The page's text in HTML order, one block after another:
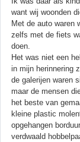
want wij woonden
Met de auto waren
zelfs met de fiets
doen.
Het was niet een
in mijn herinnering
de galerijen waren
maar de mensen
het beste van
kleine plastic
opgehangen
verdwaald